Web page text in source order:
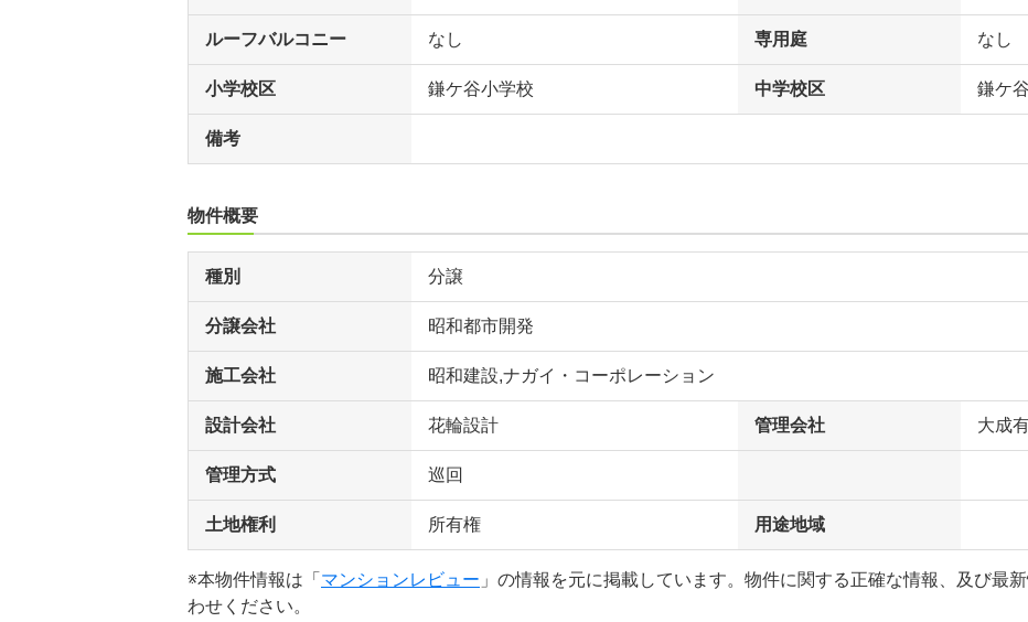
ルーフバルコニー なし 専用庭 なし
小学校区 鎌ケ谷小学校 中学校区 鎌ケ
備考
物件概要
種別 分譲
分譲会社 昭和都市開発
施工会社 昭和建設,ナガイ・コーポレーション
設計会社 花輪設計 管理会社 大成
管理方式 巡回
土地権利 所有権 用途地域
※本物件情報は「 マンションレビュー 」の情報を元に掲載しています。物件に関する正確な情報、及び最
わせください。